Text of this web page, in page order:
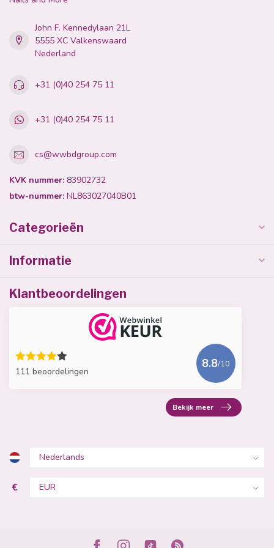
John F. Kennedylaan 21L
5555 XC Valkenswaard
Nederland
+31 (0)40 254 75 11
+31 (0)40 254 75 11
cs@wwbdgroup.com
KVK nummer: 83902732
btw-nummer: NL863027040B01
Categorieën
Informatie
Klantbeoordelingen
111 beoordelingen
8.8/10
Bekijk meer
€